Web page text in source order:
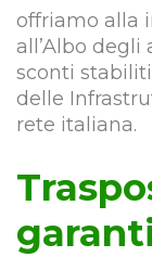
offriamo alla
all’Albo
sconti
delle
rete italiana.